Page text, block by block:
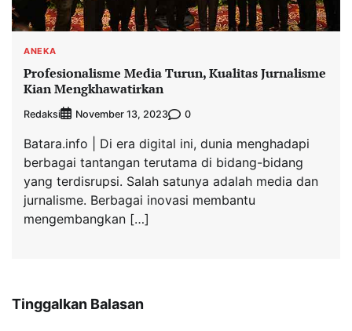
ANEKA
Profesionalisme Media Turun, Kualitas Jurnalisme
Kian Mengkhawatirkan
Redaksi November 13, 2023 0
Batara.info | Di era digital ini, dunia menghadapi
berbagai tantangan terutama di bidang-bidang
yang terdisrupsi. Salah satunya adalah media dan
jurnalisme. Berbagai inovasi membantu
mengembangkan […]
Tinggalkan Balasan